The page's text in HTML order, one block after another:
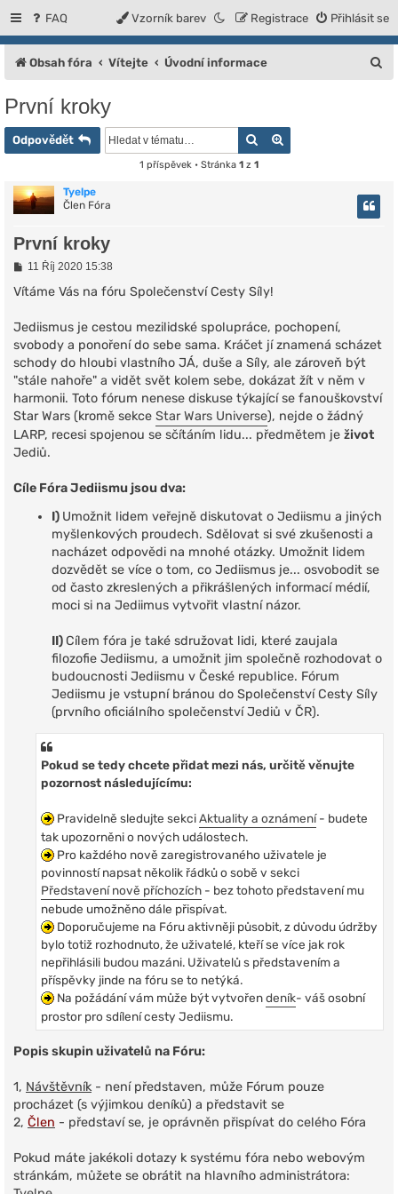
FAQ Přihlásit se
Registrace
Vzorník barev
Obsah fóra Vítejte Úvodní informace
První kroky
Odpovědět Hledat
1 příspěvek • Stránka 1 z 1
Tyelpe
Člen Fóra
První kroky
P
í
ě
v
e
k
11 Říj 2020 15:38
Vítáme Vás na fóru Společenství Cesty Síly!
Jediismus je cestou mezilidské spolupráce, pochopení,
svobody a ponoření do sebe sama. Kráčet jí znamená scházet
schody do hloubi vlastního JÁ, duše a Síly, ale zároveň být
"stále nahoře" a vidět svět kolem sebe, dokázat žít v něm v
harmonii. Toto fórum nenese diskuse týkající se fanouškovství
Star Wars (kromě sekce Star Wars Universe), nejde o žádný
LARP, recesi spojenou se sčítáním lidu... předmětem je život
Jediů.
Cíle Fóra Jediismu jsou dva:
I) Umožnit lidem veřejně diskutovat o Jediismu a jiných
myšlenkových proudech. Sdělovat si své zkušenosti a
nacházet odpovědi na mnohé otázky. Umožnit lidem
dozvědět se více o tom, co Jediismus je... osvobodit se
od často zkreslených a přikrášlených informací médií,
moci si na Jediimus vytvořit vlastní názor.
II)Cílem fóra je také sdružovat lidi, které zaujala
filozofie Jediismu, a umožnit jim společně rozhodovat o
budoucnosti Jediismu v České republice. Fórum
Jediismu je vstupní bránou do Společenství Cesty Síly
(prvního oficiálního společenství Jediů v ČR).
Pokud se tedy chcete přidat mezi nás, určitě věnujte
pozornost následujícímu:
Pravidelně sledujte sekciAktuality a oznámení- budete
tak upozorněni o nových událostech.
Pro každého nově zaregistrovaného uživatele je
povinností napsat několik řádků o sobě v sekci
Představení nově příchozích - bez tohoto představení mu
nebude umožněno dále přispívat.
Doporučujeme na Fóru aktivněji působit, z důvodu údržby
bylo totiž rozhodnuto, že uživatelé, kteří se více jak rok
nepřihlásili budou mazáni. Uživatelů s představením a
příspěvky jinde na fóru se to netýká.
Na požádání vám může být vytvořendeník- váš osobní
prostor pro sdílení cesty Jediismu.
Popis skupin uživatelů na Fóru:
1, Návštěvník - není představen, může Fórum pouze
procházet (s výjimkou deníků) a představit se
2, Člen - představí se, je oprávněn přispívat do celého Fóra
Pokud máte jakékoli dotazy k systému fóra nebo webovým
stránkám, můžete se obrátit na hlavního administrátora: